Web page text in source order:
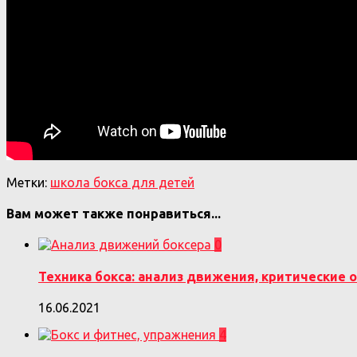
Метки: школа бокса для детей
Вам может также понравиться...
0
Техника бокса: анализ движения, критические
16.06.2021
4